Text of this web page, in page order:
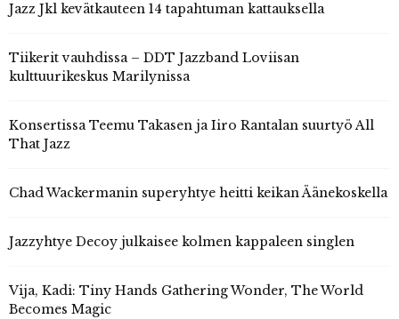
Jazz Jkl kevätkauteen 14 tapahtuman kattauksella
Tiikerit vauhdissa – DDT Jazzband Loviisan
kulttuurikeskus Marilynissa
Konsertissa Teemu Takasen ja Iiro Rantalan suurtyö All
That Jazz
Chad Wackermanin superyhtye heitti keikan Äänekoskella
Jazzyhtye Decoy julkaisee kolmen kappaleen singlen
Vija, Kadi: Tiny Hands Gathering Wonder, The World
Becomes Magic